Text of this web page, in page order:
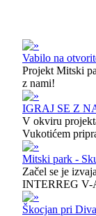
Vabilo na
Projekt Mitski
z nami!
IGRAJ SE Z
V okviru
Vukotićem
Mitski park -
Začel se je
INTERREG V-
Škocjan pri